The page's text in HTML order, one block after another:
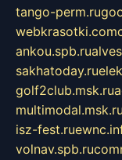
tango-perm.ru
webkrasotki.com
ankou.spb.ru
sakhatoday.ru
golf2club.msk.ru
multimodal.msk.ru
isz-fest.ru
volnav.spb.ru